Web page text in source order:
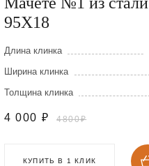
95Х18
Длина клинка
Ширина клинка
Толщина клинка
4 000 ₽ 4800₽
КУПИТЬ В 1 КЛИК